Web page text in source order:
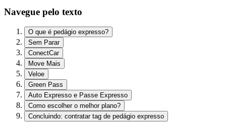
Navegue pelo texto
O que é pedágio expresso?
Sem Parar
ConectCar
Move Mais
Veloe
Green Pass
Auto Expresso e Passe Expresso
Como escolher o melhor plano?
Concluindo: contratar tag de pedágio expresso